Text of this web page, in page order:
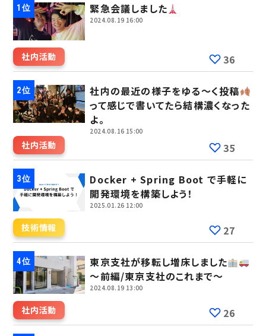
緊急会議しました
2024.08.19 16:00
社内活動 36
社内の最近の様子をゆる～く投稿
って感じで書いてたら結構濃くなった
よ。
2024.08.16 15:00
社内活動 35
Docker + Spring Boot で手軽に
開発環境を構築しよう！
2025.01.26 12:00
技術情報 27
東京支社が移転し増床しました
～前編/東京支社のこれまで～
2024.08.19 13:00
社内活動 26